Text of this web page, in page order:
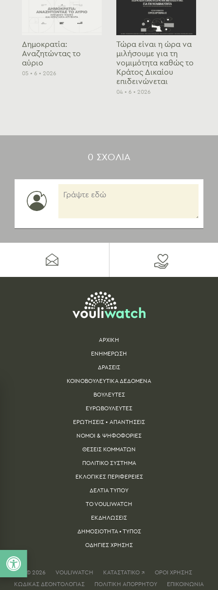
Δημοκρατία:
Αναζητώντας το
αύριο
05 • 6 • 2026
Τώρα είναι η ώρα να
μιλήσουμε για τη
νομιμότητα καθώς το
Κράτος Δικαίου
επιδεινώνεται
04 • 6 • 2026
0 ΣΧΟΛΙA
ΑΡΧΙΚΗ
ΕΝΗΜΕΡΩΣΗ
ΔΡΑΣΕΙΣ
ΚΟΙΝΟΒΟΥΛΕΥΤΙΚΑ ΔΕΔΟΜΕΝΑ
ΒΟΥΛΕΥΤΕΣ
ΕΥΡΩΒΟΥΛΕΥΤΕΣ
ΕΡΩΤΗΣΕΙΣ • ΑΠΑΝΤΗΣΕΙΣ
ΝΟΜΟΙ & ΨΗΦΟΦΟΡΙΕΣ
ΘΕΣΕΙΣ ΚΟΜΜΑΤΩΝ
ΠΟΛΙΤΙΚΟ ΣΥΣΤΗΜΑ
ΕΚΛΟΓΙΚΕΣ ΠΕΡΙΦΕΡΕΙΕΣ
ΔΕΛΤΙA ΤΥΠΟΥ
TO VOULIWATCH
ΕΚΔΗΛΩΣΕΙΣ
ΔΗΜΟΣΙΟΤΗΤΑ • ΤΥΠΟΣ
ΟΔΗΓΙΕΣ ΧΡΗΣΗΣ
© 2026 VOULIWATCH ΚΑΤΑΣΤΑΤΙΚΟ ↗
ΟΡΟΙ ΧΡΗΣΗΣ
ΚΩΔΙΚΑΣ ΔΕΟΝΤΟΛΟΓΙΑΣ
ΠΟΛΙΤΙΚΗ ΑΠΟΡΡΗΤΟΥ ΕΠΙΚΟΙΝΩΝΙΑ